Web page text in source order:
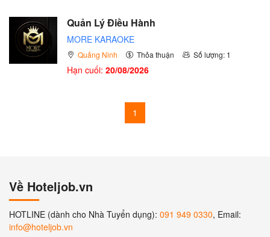
Quản Lý Điều Hành
MORE KARAOKE
Quảng Ninh Thỏa thuận Số lượng: 1
Hạn cuối: 20/08/2026
1
Về Hoteljob.vn
HOTLINE (dành cho Nhà Tuyển dụng): 091 949 0330, Email:
info@hoteljob.vn